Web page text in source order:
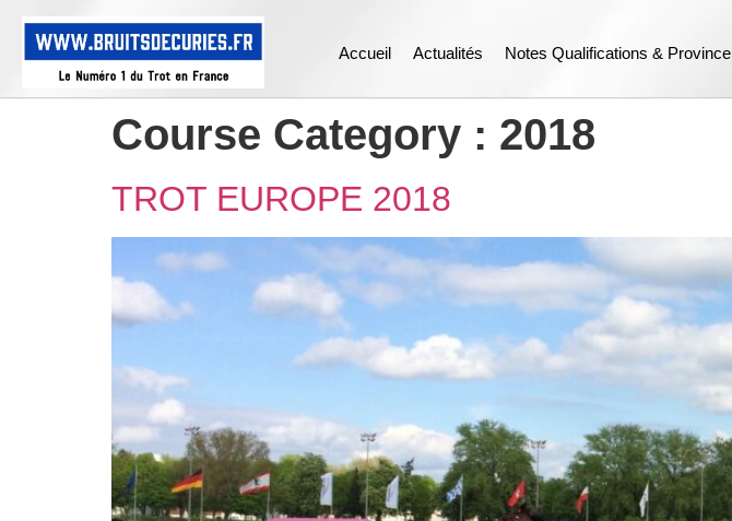
Accueil Actualités Notes Qualifications & Province
Course Category : 2018
TROT EUROPE 2018